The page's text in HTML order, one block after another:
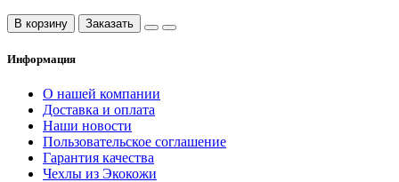
В корзину Заказать
Информация
О нашей компании
Доставка и оплата
Наши новости
Пользовательское соглашение
Гарантия качества
Чехлы из Экокожи